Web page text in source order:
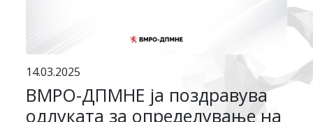
14.03.2025
ВМРО-ДПМНЕ ја поздравува
одлуката за определување на